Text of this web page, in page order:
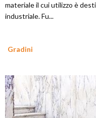
materiale il cui utilizzo è
industriale. Fu...
Gradini